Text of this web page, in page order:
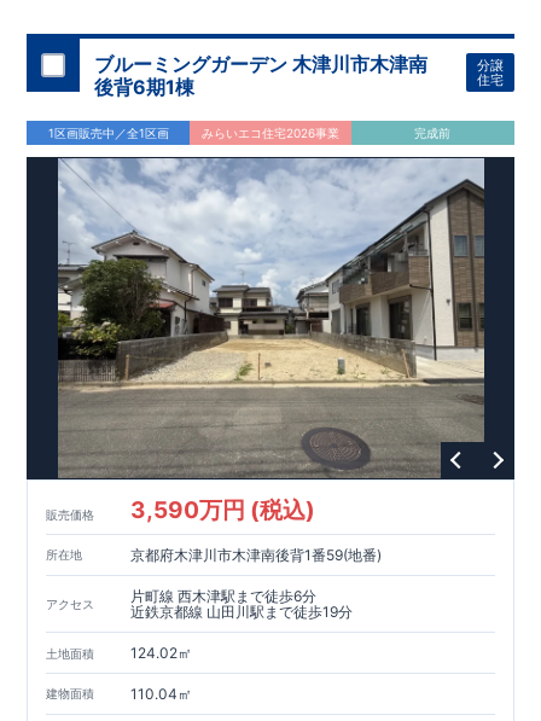
◆便利な設備！ ・掃除に便利な『バルコニー水栓』 ・雨の日
でも洗濯物が干せる『室内物干』 ・梅雨時や花粉の時期のお洗
濯も安心『浴室乾燥暖房機』
ブルーミングガーデン 木津川市木津南
後背6期1棟
分譲
住宅
1区画販売中／全1区画 みらいエコ住宅2026事業 完成前
販売価格 3,590万円 (税込)
所在地 京都府木津川市木津南後背1番59(地番)
アクセス
片町線 西木津駅まで徒歩6分
近鉄京都線 山田川駅まで徒歩19分
土地面積 124.02㎡
建物面積 110.04㎡